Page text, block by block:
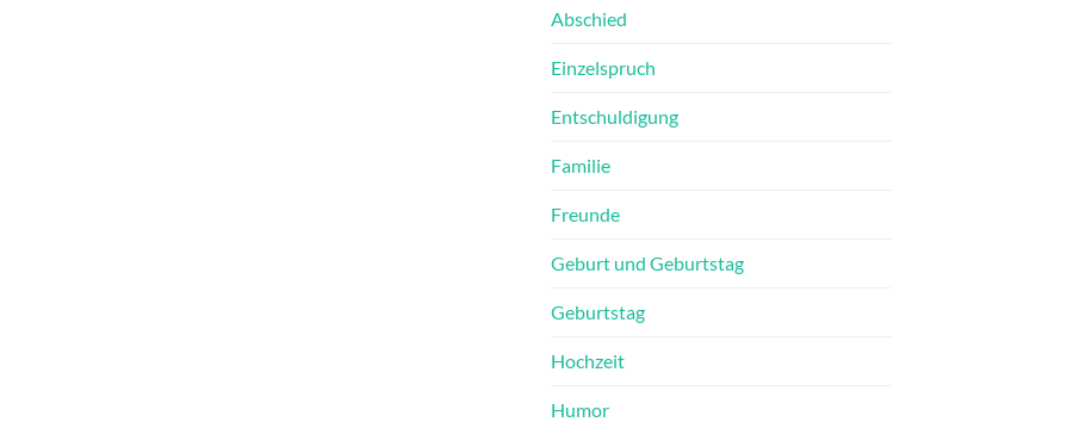
Abschied
Einzelspruch
Entschuldigung
Familie
Freunde
Geburt und Geburtstag
Geburtstag
Hochzeit
Humor